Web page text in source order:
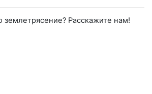
землетрясение? Расскажите нам!